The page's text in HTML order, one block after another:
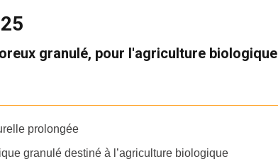
soluble dans l’eau
de sol
foliaires
granulé, pour l'agriculture biologique
prolongée
granulé destiné à l’agriculture biologique